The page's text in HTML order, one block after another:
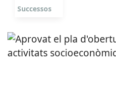
Successos